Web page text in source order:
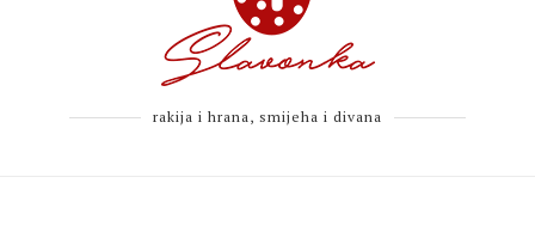
rakija i hrana, smijeha i divana